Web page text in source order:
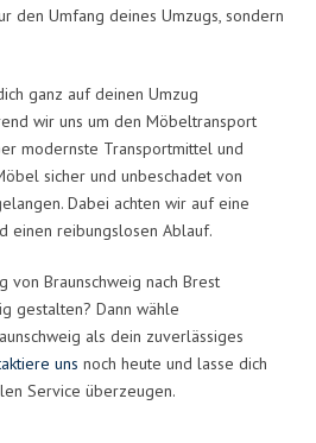
den Umfang deines Umzugs, sondern
ganz auf deinen Umzug
wir uns um den Möbeltransport
modernste Transportmittel und
sicher und unbeschadet von
Dabei achten wir auf eine
einen reibungslosen Ablauf.
von Braunschweig nach Brest
gestalten? Dann wähle
als dein zuverlässiges
uns noch heute und lasse dich
Service überzeugen.